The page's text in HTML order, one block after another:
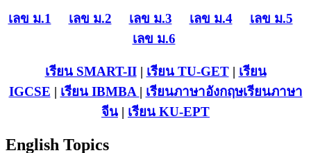
เลข ม.1 เลข ม.2 เลข ม.3 เลข ม.4
เลข ม.5
เลข ม.6
เรียน SMART-II| เรียน TU-GET| เรียน
IGCSE | เรียน IBMBA | เรียนภาษาอังกฤษเรียนภาษา
จีน | เรียน KU-EPT
English Topics